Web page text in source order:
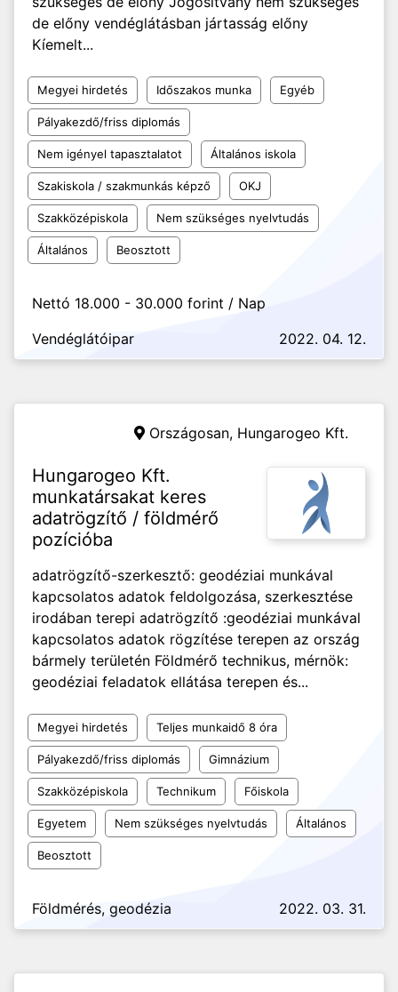
de előny vendéglátásban jártasság előny
Kíemelt...
Megyei hirdetés Időszakos munka Egyéb
Pályakezdő/friss diplomás
Nem igényel tapasztalatot Általános iskola
Szakiskola / szakmunkás képző OKJ
Szakközépiskola Nem szükséges nyelvtudás
Általános Beosztott
Nettó 18.000 - 30.000 forint / Nap
Vendéglátóipar
2022. 04. 12.
Országosan, Hungarogeo Kft.
Hungarogeo Kft.
munkatársakat keres
adatrögzítő / földmérő
pozícióba
adatrögzítő-szerkesztő: geodéziai munkával
kapcsolatos adatok feldolgozása, szerkesztése
irodában terepi adatrögzítő :geodéziai munkával
kapcsolatos adatok rögzítése terepen az ország
bármely területén Földmérő technikus, mérnök:
geodéziai feladatok ellátása terepen és...
Megyei hirdetés Teljes munkaidő 8 óra
Pályakezdő/friss diplomás Gimnázium
Szakközépiskola Technikum Főiskola
Egyetem Nem szükséges nyelvtudás Általános
Beosztott
Földmérés, geodézia 2022. 03. 31.